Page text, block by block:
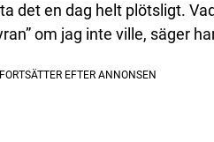
det en dag helt plötsligt.
om jag inte ville, säger